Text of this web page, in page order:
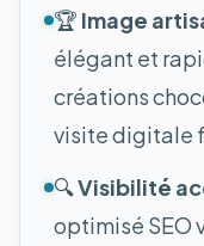
🏆 Image
élégant et
créations
visite digitale
🔍Visibilité
optimisé SEO